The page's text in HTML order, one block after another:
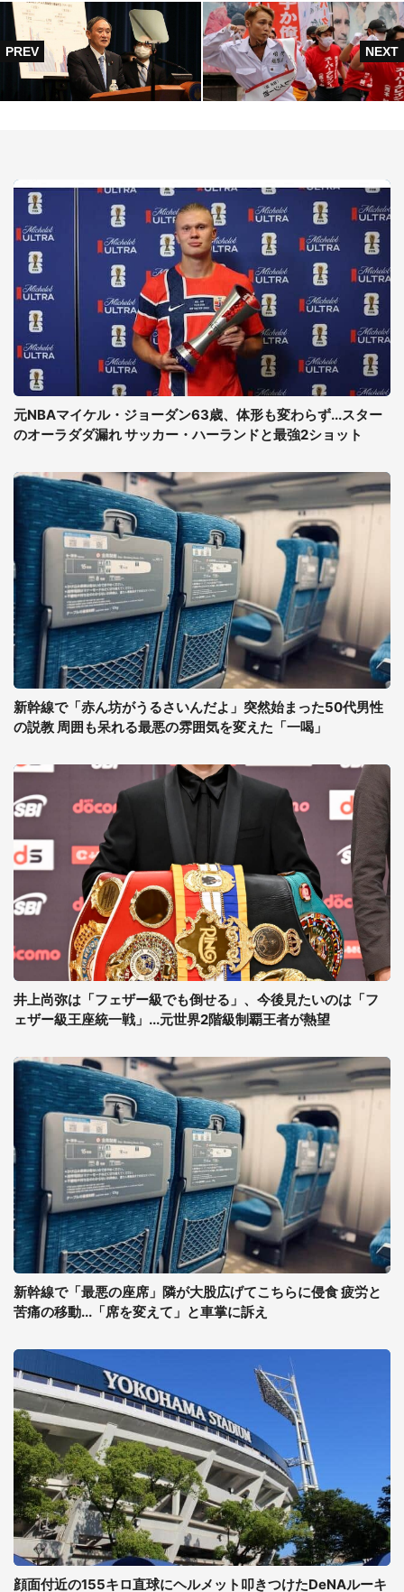
元NBAマイケル・ジョーダン63歳、体形も変わらず...スター
のオーラダダ漏れ サッカー・ハーランドと最強2ショット
新幹線で「赤ん坊がうるさいんだよ」突然始まった50代男性
の説教 周囲も呆れる最悪の雰囲気を変えた「一喝」
井上尚弥は「フェザー級でも倒せる」、今後見たいのは「フ
ェザー級王座統一戦」...元世界2階級制覇王者が熱望
新幹線で「最悪の座席」隣が大股広げてこちらに侵食 疲労と
苦痛の移動...「席を変えて」と車掌に訴え
顔面付近の155キロ直球にヘルメット叩きつけたDeNAルーキ